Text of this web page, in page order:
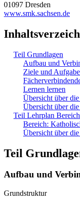
01097 Dresden
www.smk.sachsen.de
Teil Grundlagen
Aufbau und
Ziele und
Lernen lernen
Übersicht über
Übersicht über
Teil Lehrplan
Bereich:
Übersicht über
Teil
Aufbau und
Grundstruktur